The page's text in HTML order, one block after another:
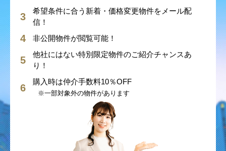
希望条件に合う新着・価格変更物件をメール配
信！
非公開物件が閲覧可能！
他社にはない特別限定物件のご紹介チャンスあ
り！
購入時は仲介手数料10％OFF
※一部対象外の物件があります